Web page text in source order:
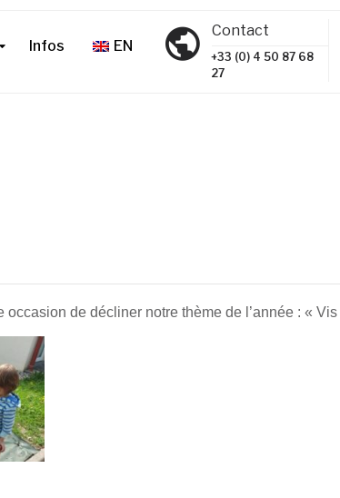
Infos EN
Contact
+33 (0) 4 50 87 68
27
de décliner notre thème de l’année : «